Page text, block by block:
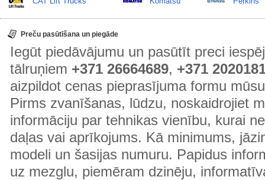
Preču pasūtīšana un piegāde
Iegūt piedāvājumu un pasūtīt preci
tālruņiem +371 26664689, +371
aizpildot cenas pieprasījuma formu
Pirms zvanīšanas, lūdzu, noskaidrojiet
informāciju par tehnikas vienību, kurai
daļas vai aprīkojums. Kā minimums,
modeli un šasijas numuru. Papidus
uz mezglu, piemēram dzinēju,